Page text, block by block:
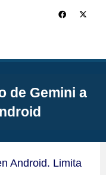
F
a
-
de Gemini a
Android. Limita